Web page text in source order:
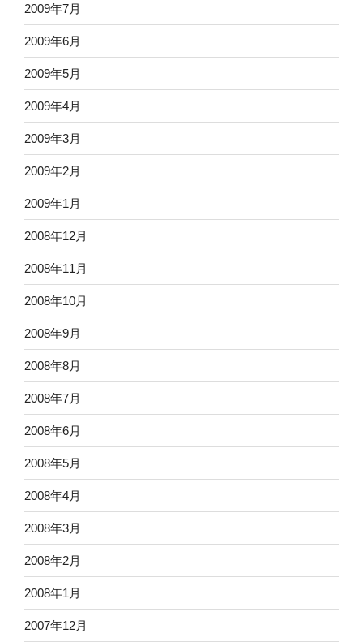
2009年7月
2009年6月
2009年5月
2009年4月
2009年3月
2009年2月
2009年1月
2008年12月
2008年11月
2008年10月
2008年9月
2008年8月
2008年7月
2008年6月
2008年5月
2008年4月
2008年3月
2008年2月
2008年1月
2007年12月